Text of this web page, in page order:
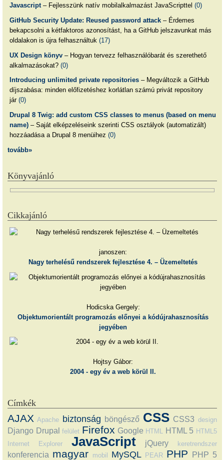
Javascript– Fejlesszünk natív mobilalkalmazást JavaScripttel (0)
GitHub Security Update: Reused password attack– Érdemes
bekapcsolni a kétfaktoros azonosítást, ha a GitHub jelszavunkat más
oldalakon is újra felhasználtuk (17)
UX Design könyv– Hogyan tervezz felhasználóbarát és szerethető
alkalmazásokat? (0)
Introducing unlimited private repositories– Megváltozik a GitHub
díjszabása: minden előfizetéshez korlátlan számú privát repository
jár (0)
Drupal 8 Twig: add custom CSS classes to menus (based on menu
name)– Saját elképzeléseink szerinti CSS osztályok (automatizált)
hozzáadása a Drupal 8 menüihez (0)
tovább»
Könyvajánló
Cikkajánló
janoszen:
Nagy terhelésű rendszerek fejlesztése 4. – Üzemeltetés
Hodicska Gergely:
Objektumorientált programozás előnyei a kódújrahasznosítás
jegyében
Hojtsy Gábor:
2004 - egy év a web körül II.
Címkék
AJAX Apache biztonság böngésző CSS CSS3 design
Django Drupal felület Firefox Google HTML HTML 5 HTML5
Internet Explorer
JavaScript jQuery keretrendszer
konferencia magyar mobil MySQL PEAR PHP PHP 5